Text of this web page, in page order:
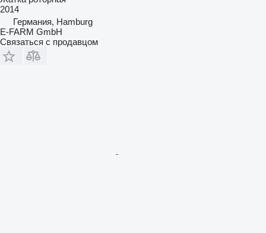
2014
Германия, Hamburg
E-FARM GmbH
Связаться с продавцом